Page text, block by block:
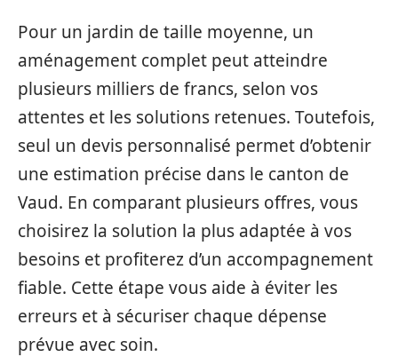
Pour un jardin de taille moyenne, un
aménagement complet peut atteindre
plusieurs milliers de francs, selon vos
attentes et les solutions retenues. Toutefois,
seul un devis personnalisé permet d’obtenir
une estimation précise dans le canton de
Vaud. En comparant plusieurs offres, vous
choisirez la solution la plus adaptée à vos
besoins et profiterez d’un accompagnement
fiable. Cette étape vous aide à éviter les
erreurs et à sécuriser chaque dépense
prévue avec soin.